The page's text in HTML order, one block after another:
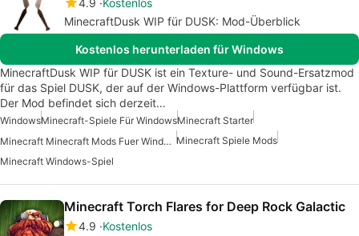
MinecraftDusk WIP für DUSK: Mod-Überblick
Kostenlos herunterladen für Windows
MinecraftDusk WIP für DUSK ist ein Texture- und Sound-Ersatzmod
für das Spiel DUSK, der auf der Windows-Plattform verfügbar ist.
Der Mod befindet sich derzeit…
WindowsMinecraft-Spiele Für WindowsMinecraft Starter
Minecraft Minecraft Mods Fuer Windows Minecraft Spiele Mods
Minecraft Windows-Spiel
Minecraft Torch Flares for Deep Rock Galactic
4.9 Kostenlos